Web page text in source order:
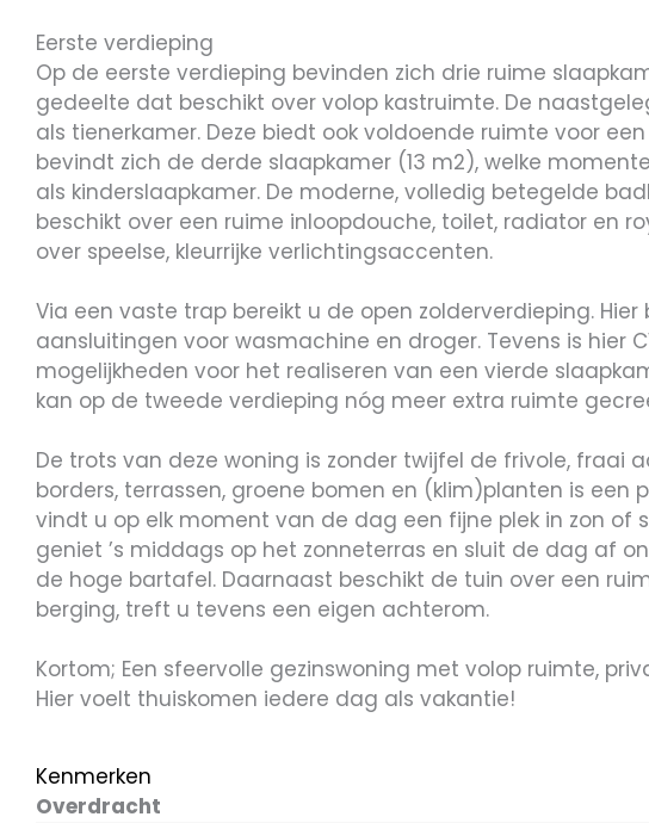
Eerste verdieping
Op de eerste verdieping bevinden zich drie ruime
gedeelte dat beschikt over volop kastruimte. De
als tienerkamer. Deze biedt ook voldoende ruimte voor
bevindt zich de derde slaapkamer (13 m2), welke
als kinderslaapkamer. De moderne, volledig betegelde
beschikt over een ruime inloopdouche, toilet, radiator en
over speelse, kleurrijke verlichtingsaccenten.
Via een vaste trap bereikt u de open zolderverdieping.
aansluitingen voor wasmachine en droger. Tevens is hier
mogelijkheden voor het realiseren van een vierde
kan op de tweede verdieping nóg meer extra ruimte
De trots van deze woning is zonder twijfel de frivole, fraai
borders, terrassen, groene bomen en (klim)planten is
vindt u op elk moment van de dag een fijne plek in zon
geniet ’s middags op het zonneterras en sluit de dag af
de hoge bartafel. Daarnaast beschikt de tuin over een
berging, treft u tevens een eigen achterom.
Kortom; Een sfeervolle gezinswoning met volop ruimte,
Hier voelt thuiskomen iedere dag als vakantie!
Kenmerken
Overdracht